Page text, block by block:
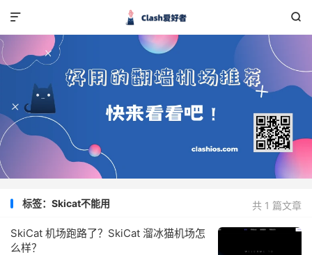


共 1 篇文章
标签：Skicat不能用
SkiCat 机场跑路了？SkiCat 溜冰猫机场怎
么样？